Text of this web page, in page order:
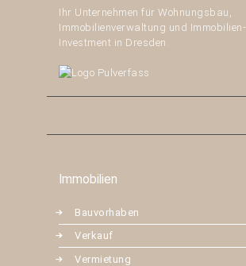
Ihr Unternehmen für Wohnungsbau,
Immobilienverwaltung und Immobilien-
Investment in Dresden.
Immobilien
Bauvorhaben
Verkauf
Vermietung